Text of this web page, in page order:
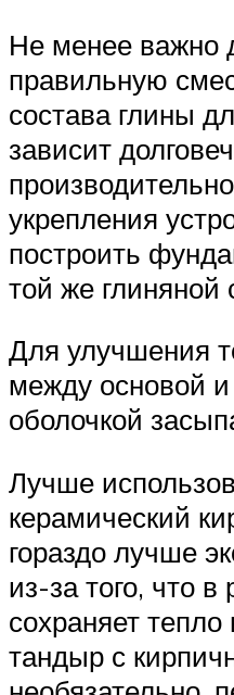
Не менее важно
правильную
состава глины
зависит
укрепления
построить
той же глиняной
Для улучшения
между основой
оболочкой
Лучше
керамический
гораздо лучше
из-за того, что
сохраняет
тандыр с